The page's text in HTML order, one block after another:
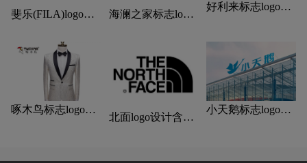
斐乐(FILA)logo设
海澜之家标志logo
好利来标志logo图
啄木鸟标志logo图
北面logo设计含义
小天鹅标志logo图